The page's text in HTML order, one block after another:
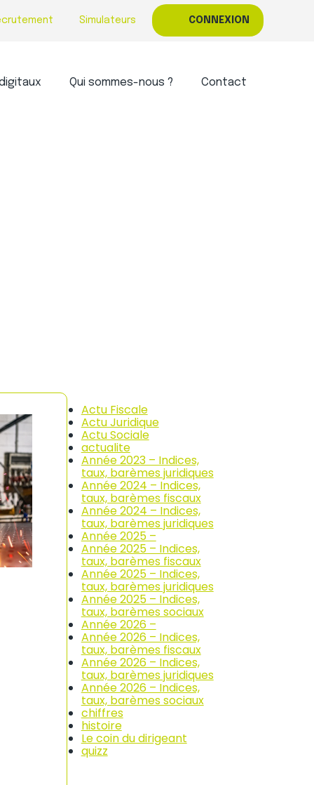
Simulateurs CONNEXION
Qui sommes-nous ? Contact
Actu Fiscale
Actu Juridique
Actu Sociale
actualite
Année 2023 – Indices,
taux, barèmes juridiques
Année 2024 – Indices,
taux, barèmes fiscaux
Année 2024 – Indices,
taux, barèmes juridiques
Année 2025 –
Année 2025 – Indices,
taux, barèmes fiscaux
Année 2025 – Indices,
taux, barèmes juridiques
Année 2025 – Indices,
taux, barèmes sociaux
Année 2026 –
Année 2026 – Indices,
taux, barèmes fiscaux
Année 2026 – Indices,
taux, barèmes juridiques
Année 2026 – Indices,
taux, barèmes sociaux
chiffres
histoire
Le coin du dirigeant
quizz